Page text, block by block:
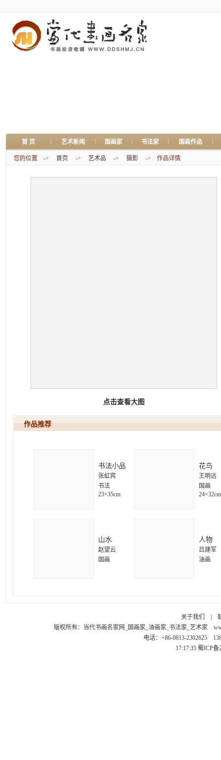
首 页 艺术新闻 国画家 书法家 国画作品
您的位置 -> 首页 -> 艺术品 -> 摄影 -> 作品详情
点击查看大图
作品推荐
书法小品
张虹宾
书法
23×35cm
花鸟
王明远
国画
24×32cm
山水
赵望云
国画
人物
吕建军
油画
关于我们
版权所有： 当代书画名家网_国画家_油画家_书法家_艺术家
电话：+86-0813-2302625
17:17:35 蜀ICP备